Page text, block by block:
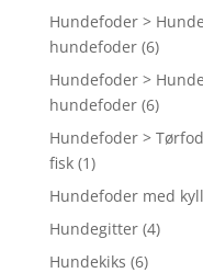
Hundefoder >
hundefoder (6)
Hundefoder >
hundefoder (6)
Hundefoder >
fisk (1)
Hundefoder med
Hundegitter (4)
Hundekiks (6)